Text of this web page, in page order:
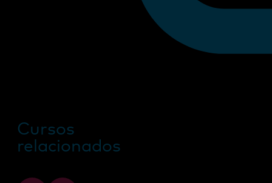
Cursos
relacionados